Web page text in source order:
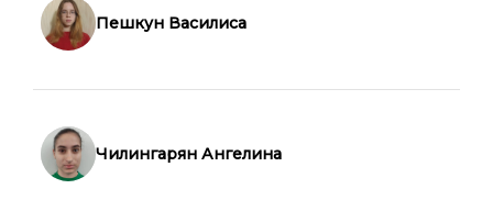
Пешкун Василиса
Чилингарян Ангелина